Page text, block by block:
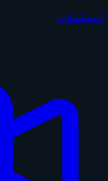
المسلسلات